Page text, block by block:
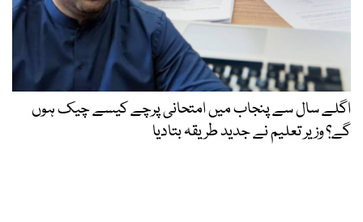
اگلے سال سے پنجاب میں امتحانی پرچے کیسے چیک ہوں
گے؟ وزیر تعلیم نے جدید طریقہ بتادیا